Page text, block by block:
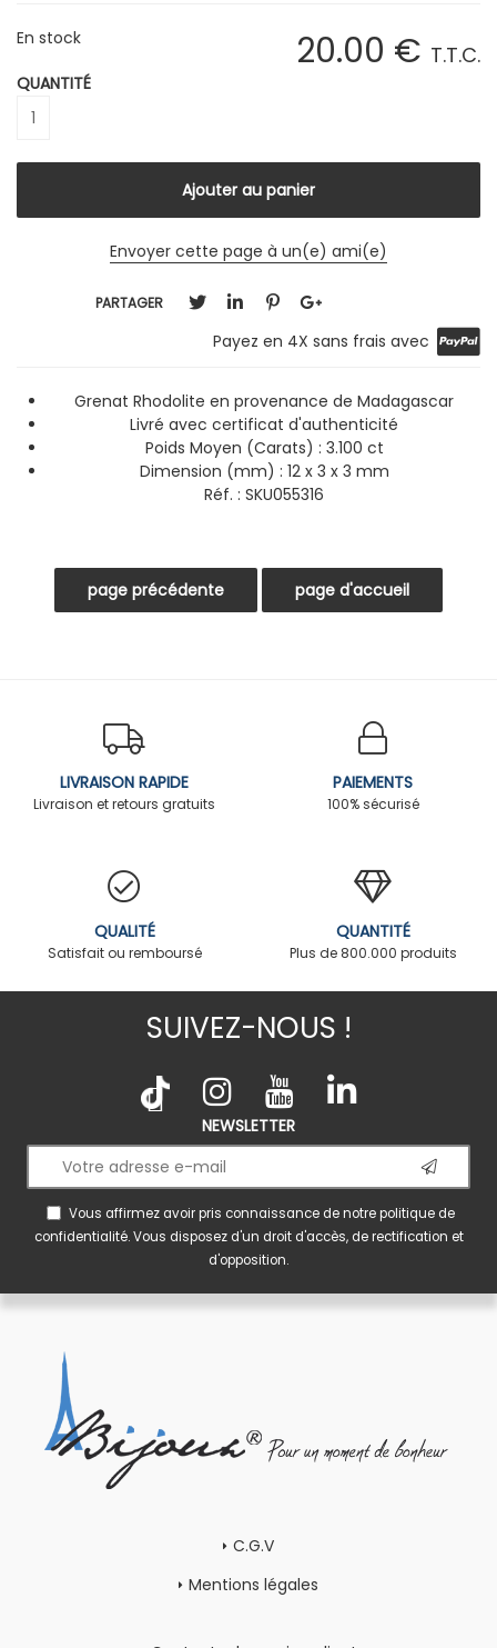
20.00 € T.T.C.
En stock
QUANTITÉ
Envoyer cette page à un(e) ami(e)
PARTAGER
Payez en 4X sans frais avec
Grenat Rhodolite en provenance de Madagascar
Livré avec certificat d'authenticité
Poids Moyen (Carats) : 3.100 ct
Dimension (mm) : 12 x 3 x 3 mm
Réf. : SKU055316
LIVRAISON RAPIDE
Livraison et retours gratuits
PAIEMENTS
100% sécurisé
QUALITÉ
Satisfait ou remboursé
QUANTITÉ
Plus de 800.000 produits
SUIVEZ-NOUS !
NEWSLETTER
Vous affirmez avoir pris connaissance de notrepolitique de
confidentialité. Vous disposez d'un droit d'accès, de rectification et
d'opposition.
C.G.V
Mentions légales